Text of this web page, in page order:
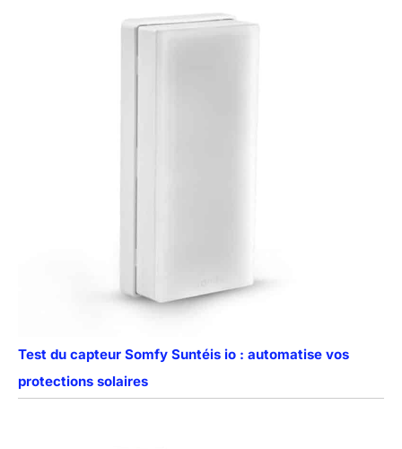
Test du capteur Somfy Suntéis io : automatise vos
protections solaires